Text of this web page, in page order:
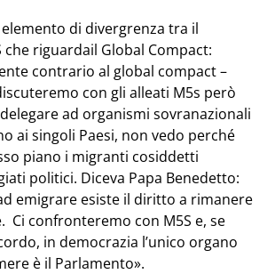
di divergrenza tra il
che riguardail Global Compact:
contrario al global compact –
con gli alleati M5s però
ad organismi sovranazionali
ai singoli Paesi, non vedo perché
piano i migranti cosiddetti
politici. Diceva Papa Benedetto:
emigrare esiste il diritto a rimanere
Ci confronteremo con M5S e, se
in democrazia l’unico organo
è il Parlamento».